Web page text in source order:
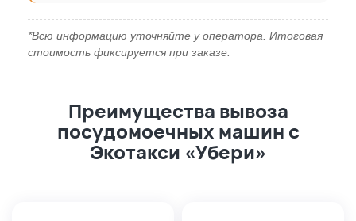
*Всю информацию уточняйте у оператора. Итоговая
стоимость фиксируется при заказе.
Преимущества вывоза
посудомоечных машин с
Экотакси «Убери»